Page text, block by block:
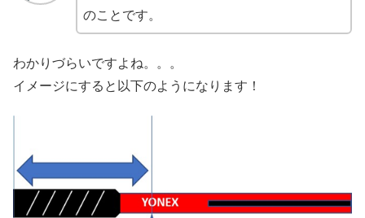
のことです。
わかりづらいですよね。。。
イメージにすると以下のようになります！